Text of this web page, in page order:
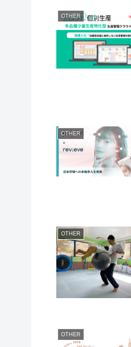
OTHER
OTHER
OTHER
OTHER